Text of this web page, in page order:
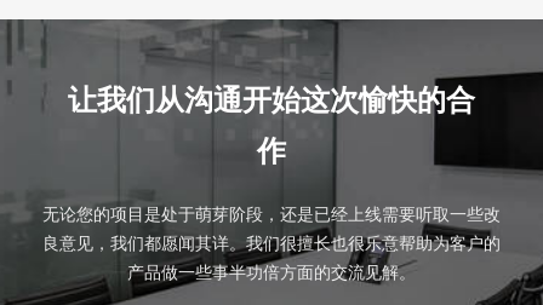
让我们从沟通开始这次愉快的合
作
无论您的项目是处于萌芽阶段，还是已经上线需要听取一些改
良意见，我们都愿闻其详。我们很擅长也很乐意帮助为客户的
产品做一些事半功倍方面的交流见解。